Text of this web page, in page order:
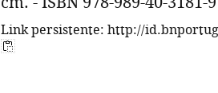
Link persistente: http://